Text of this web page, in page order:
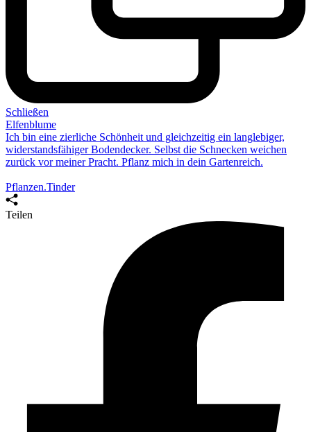
Schließen
Elfenblume
Ich bin eine zierliche Schönheit und gleichzeitig ein langlebiger,
widerstandsfähiger Bodendecker. Selbst die Schnecken weichen
zurück vor meiner Pracht. Pflanz mich in dein Gartenreich.
Pflanzen.Tinder
Teilen